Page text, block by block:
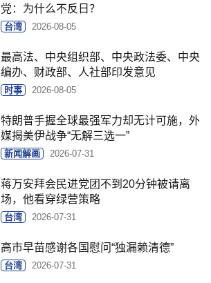
党：为什么不反日？
台湾 2026-08-05
最高法、中央组织部、中央政法委、中央
编办、财政部、人社部印发意见
时事 2026-08-05
特朗普手握全球最强军力却无计可施，外
媒揭美伊战争“无解三选一”
新闻解画 2026-07-31
蒋万安拜会民进党团不到20分钟被请离
场，他看穿绿营策略
台湾 2026-07-31
高市早苗感谢各国慰问“独漏赖清德”
台湾 2026-07-31